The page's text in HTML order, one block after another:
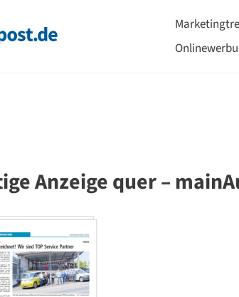
Anzeige quer –